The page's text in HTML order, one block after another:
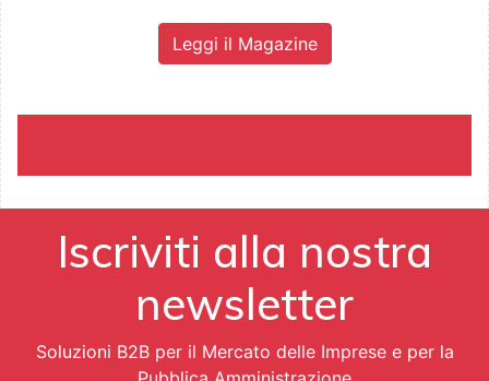
Leggi il Magazine
Iscriviti alla nostra
newsletter
Soluzioni B2B per il Mercato delle Imprese e per la